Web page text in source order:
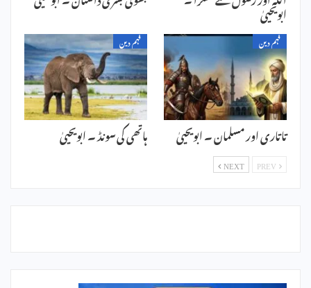
ابویحییٰ
فہم دین
تاتاری اور مسلمان ۔ ابویحییٰ
فہم دین
ہاتھی کی سونڈ ۔ ابویحییٰ
NEXT